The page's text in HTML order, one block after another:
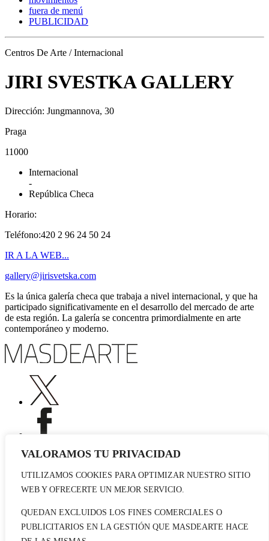
VALORAMOS TU PRIVACIDAD
UTILIZAMOS COOKIES PARA OPTIMIZAR NUESTRO SITIO
WEB Y OFRECERTE UN MEJOR SERVICIO.
QUEDAN EXCLUIDOS LOS FINES COMERCIALES O
PUBLICITARIOS EN LA GESTIÓN QUE MASDEARTE HACE
fuera de menú
PUBLICIDAD
Centros De Arte / Internacional
JIRI SVESTKA GALLERY
Dirección: Jungmannova, 30
Praga
11000
Internacional
-
República Checa
Horario:
Teléfono:420 2 96 24 50 24
IR A LA WEB...
gallery@jirisvetska.com
Es la única galería checa que trabaja a nivel internacional, y que ha
participado significativamente en el desarrollo del mercado de arte
de esta región. La galería se concentra primordialmente en arte
contemporáneo y moderno.
Publicidad
Contacto
© 2026 masdearte. Información de exposiciones, museos y artistas